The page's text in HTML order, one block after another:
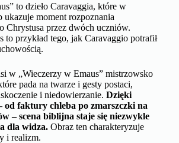
to dzieło Caravaggia, które w
ukazuje moment rozpoznania
Chrystusa przez dwóch uczniów.
to przykład tego, jak Caravaggio potrafił
w „Wieczerzy w Emaus” mistrzowsko
pada na twarze i gesty postaci,
i niedowierzanie. Dzięki
od faktury chleba po zmarszczki na
– scena biblijna staje się niezwykle
dla widza.Obraz ten charakteryzuje
i realizm.